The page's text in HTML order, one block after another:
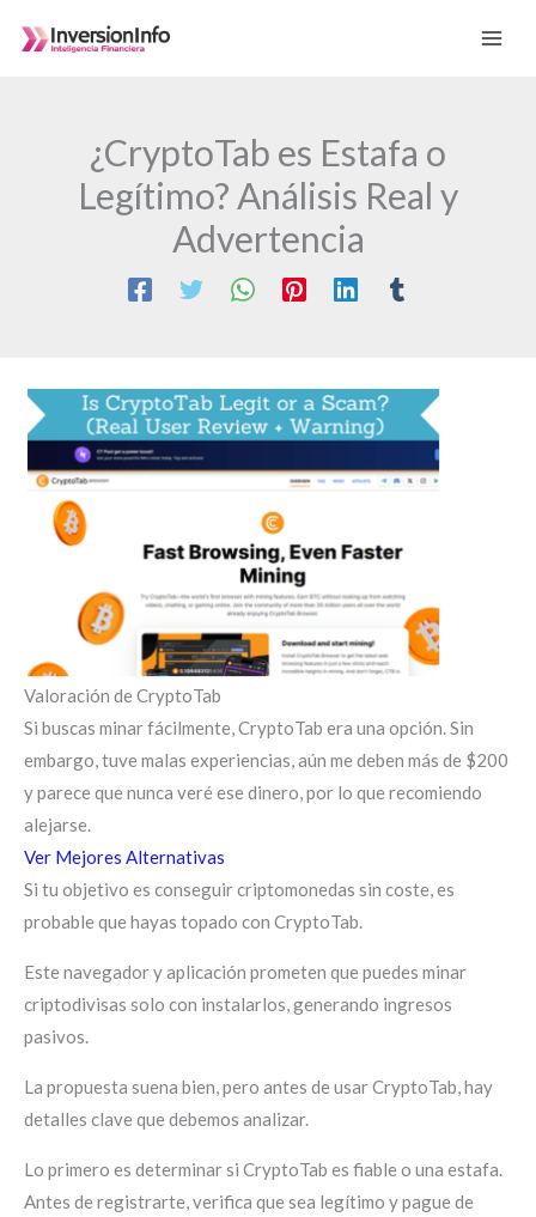
¿CryptoTab es Estafa o
Legítimo? Análisis Real y
Advertencia
Valoración de CryptoTab
Si buscas minar fácilmente, CryptoTab era una opción. Sin
embargo, tuve malas experiencias, aún me deben más de $200
y parece que nunca veré ese dinero, por lo que recomiendo
alejarse.
Ver Mejores Alternativas
Si tu objetivo es conseguir criptomonedas sin coste, es
probable que hayas topado con CryptoTab.
Este navegador y aplicación prometen que puedes minar
criptodivisas solo con instalarlos, generando ingresos
pasivos.
La propuesta suena bien, pero antes de usar CryptoTab, hay
detalles clave que debemos analizar.
Lo primero es determinar si CryptoTab es fiable o una estafa.
Antes de registrarte, verifica que sea legítimo y pague de